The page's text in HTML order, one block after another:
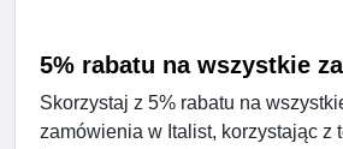
5% rabatu na wszystkie
Skorzystaj z 5% rabatu na
zamówienia w Italist, korzystając z